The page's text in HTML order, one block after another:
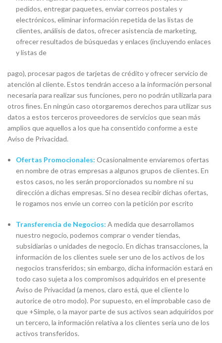
pedidos, entregar paquetes, enviar correos postales y
electrónicos, eliminar información repetida de las listas de
clientes, análisis de datos, ofrecer asistencia de marketing,
ofrecer resultados de búsquedas y enlaces (incluyendo enlaces
y listas de
pago), procesar pagos de tarjetas de crédito y ofrecer servicio de
atención al cliente. Estos tendrán acceso a la información personal
necesaria para realizar sus funciones, pero no podrán utilizarla para
otros ﬁnes. En ningún caso otorgaremos derechos para utilizar sus
datos a estos terceros proveedores de servicios que sean más
amplios que aquellos a los que ha consentido conforme a este
Aviso de Privacidad.
Ofertas Promocionales: Ocasionalmente enviaremos ofertas
en nombre de otras empresas a algunos grupos de clientes. En
estos casos, no les serán proporcionados su nombre ni su
dirección a dichas empresas. Si no desea recibir dichas ofertas,
le rogamos nos envíe un correo con la petición por escrito
Transferencia de Negocios: A medida que desarrollamos
nuestro negocio, podemos comprar o vender tiendas,
subsidiarias o unidades de negocio. En dichas transacciones, la
información de los clientes suele ser uno de los activos de los
negocios transferidos; sin embargo, dicha información estará en
todo caso sujeta a los compromisos adquiridos en el presente
Aviso de Privacidad (a menos, claro está, que el cliente lo
autorice de otro modo). Por supuesto, en el improbable caso de
que +Simple, o la mayor parte de sus activos sean adquiridos por
un tercero, la información relativa a los clientes sería uno de los
activos transferidos.